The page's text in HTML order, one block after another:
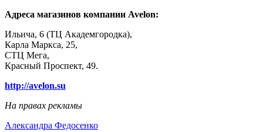
Адреса магазинов компании Avelon:
Ильича, 6 (ТЦ Академгородка),
Карла Маркса, 25,
СТЦ Мега,
Красный Проспект, 49.
http://avelon.su
На правах рекламы
Александра Федосенко